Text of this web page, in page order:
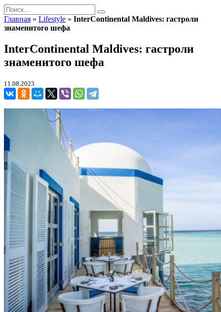
Главная » Lifestyle » InterContinental Maldives: гастроли
знаменитого шефа
InterContinental Maldives: гастроли
знаменитого шефа
11.08.2023